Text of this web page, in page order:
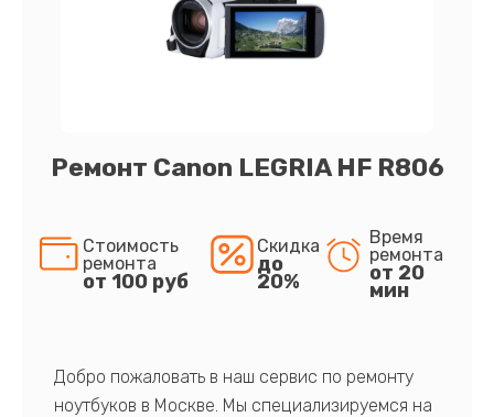
Ремонт Canon LEGRIA HF R806
Стоимость
ремонта
от 100 руб
Скидка
до
20%
Время
ремонта
от 20
мин
Добро пожаловать в наш сервис по ремонту
ноутбуков в Москве. Мы специализируемся на